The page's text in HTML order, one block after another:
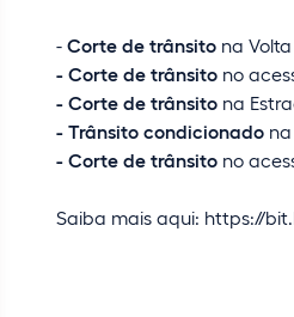
- Corte de trânsito na
- Corte de trânsito no
- Corte de trânsito na
- Trânsito condicionado
- Corte de trânsito no
Saiba mais aqui: https://